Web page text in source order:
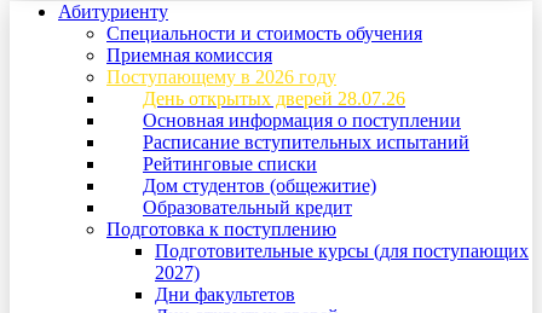
Абитуриенту
Специальности и стоимость обучения
Приемная комиссия
Поступающему в 2026 году
День открытых дверей 28.07.26
Основная информация о поступлении
Расписание вступительных испытаний
Рейтинговые списки
Дом студентов (общежитие)
Образовательный кредит
Подготовка к поступлению
Подготовительные курсы (для поступающих
2027)
Дни факультетов